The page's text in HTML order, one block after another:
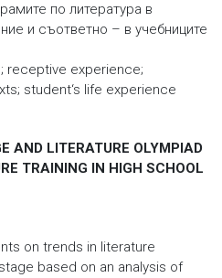
по литература в
и съответно – в учебниците
receptive experience;
student‘s life experience
AND LITERATURE OLYMPIAD
TRAINING IN HIGH SCHOOL
on trends in literature
based on an analysis of